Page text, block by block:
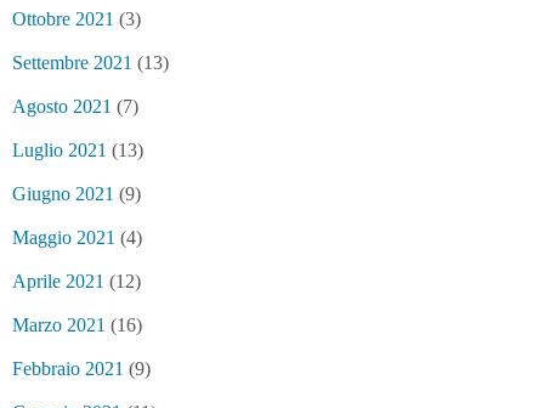
Ottobre 2021 (3)
Settembre 2021 (13)
Agosto 2021 (7)
Luglio 2021 (13)
Giugno 2021 (9)
Maggio 2021 (4)
Aprile 2021 (12)
Marzo 2021 (16)
Febbraio 2021 (9)